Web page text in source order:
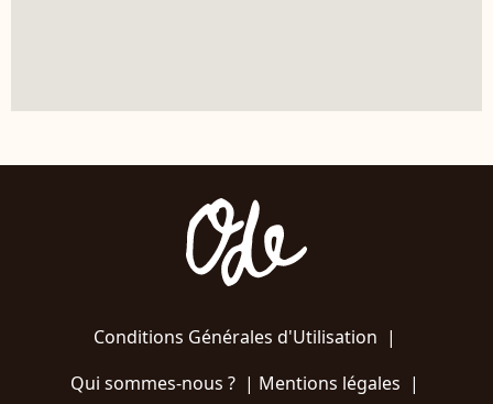
Conditions Générales d'Utilisation |
Qui sommes-nous ?| Mentions légales |